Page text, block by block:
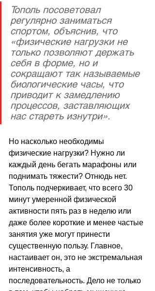
Тополь посоветовал
регулярно заниматься
спортом, объяснив, что
«физические нагрузки не
только позволяют держать
себя в форме, но и
сокращают так называемые
биологические часы, что
приводит к замедлению
процессов, заставляющих
нас стареть изнутри».
Но насколько необходимы
физические нагрузки? Нужно ли
каждый день бегать марафоны или
поднимать тяжести? Отнюдь нет.
Тополь подчеркивает, что всего 30
минут умеренной физической
активности пять раз в неделю или
даже более короткие и менее частые
занятия уже могут принести
существенную пользу. Главное,
настаивает он, это не экстремальная
интенсивность, а
последовательность. Дело не только